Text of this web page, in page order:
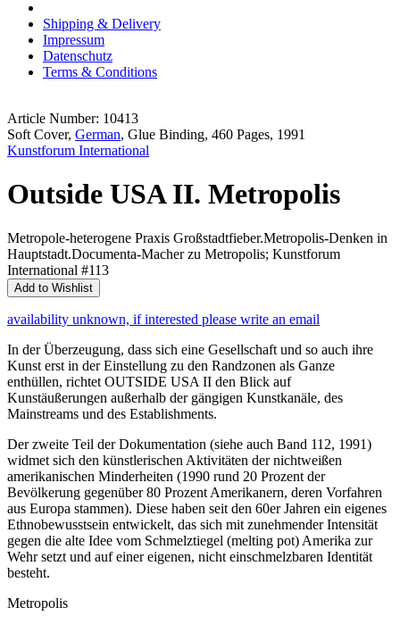
Shipping & Delivery
Impressum
Datenschutz
Terms & Conditions
Article Number: 10413
Soft Cover, German, Glue Binding, 460 Pages, 1991
Kunstforum International
Outside USA II. Metropolis
Metropole-heterogene Praxis Großstadtfieber.Metropolis-Denken in
Hauptstadt.Documenta-Macher zu Metropolis; Kunstforum
International #113
Add to Wishlist
availability unknown, if interested please write an email
In der Überzeugung, dass sich eine Gesellschaft und so auch ihre
Kunst erst in der Einstellung zu den Randzonen als Ganze
enthüllen, richtet OUTSIDE USA II den Blick auf
Kunstäußerungen außerhalb der gängigen Kunstkanäle, des
Mainstreams und des Establishments.
Der zweite Teil der Dokumentation (siehe auch Band 112, 1991)
widmet sich den künstlerischen Aktivitäten der nichtweißen
amerikanischen Minderheiten (1990 rund 20 Prozent der
Bevölkerung gegenüber 80 Prozent Amerikanern, deren Vorfahren
aus Europa stammen). Diese haben seit den 60er Jahren ein eigenes
Ethnobewusstsein entwickelt, das sich mit zunehmender Intensität
gegen die alte Idee vom Schmelztiegel (melting pot) Amerika zur
Wehr setzt und auf einer eigenen, nicht einschmelzbaren Identität
besteht.
Metropolis